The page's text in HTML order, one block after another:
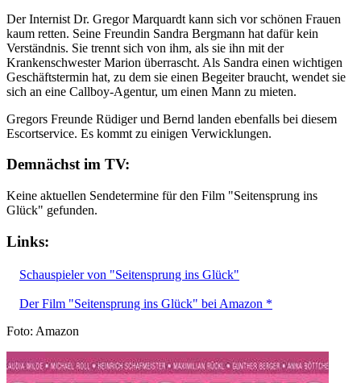
Der Internist Dr. Gregor Marquardt kann sich vor schönen Frauen
kaum retten. Seine Freundin Sandra Bergmann hat dafür kein
Verständnis. Sie trennt sich von ihm, als sie ihn mit der
Krankenschwester Marion überrascht. Als Sandra einen wichtigen
Geschäftstermin hat, zu dem sie einen Begeiter braucht, wendet sie
sich an eine Callboy-Agentur, um einen Mann zu mieten.
Gregors Freunde Rüdiger und Bernd landen ebenfalls bei diesem
Escortservice. Es kommt zu einigen Verwicklungen.
Demnächst im TV:
Keine aktuellen Sendetermine für den Film "Seitensprung ins
Glück" gefunden.
Links:
Schauspieler von "Seitensprung ins Glück"
Der Film "Seitensprung ins Glück" bei Amazon *
Foto: Amazon